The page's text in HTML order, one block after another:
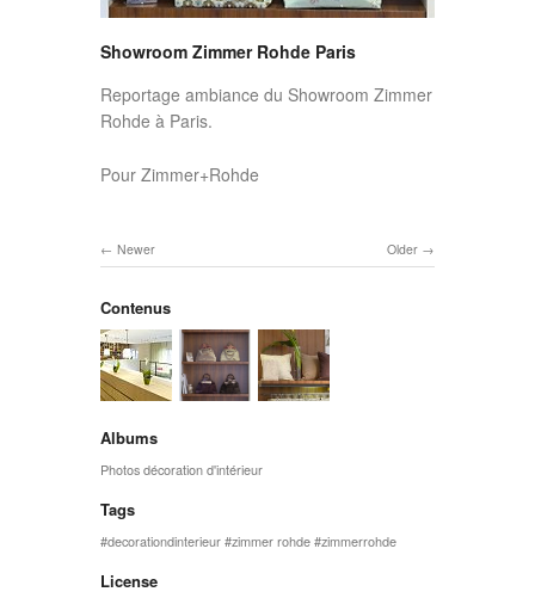
Showroom Zimmer Rohde Paris
Reportage ambiance du Showroom Zimmer
Rohde à Paris.
Pour Zimmer+Rohde
Older
Newer
Contenus
Albums
Photos décoration d'intérieur
Tags
decorationdinterieur zimmer rohde zimmerrohde
License